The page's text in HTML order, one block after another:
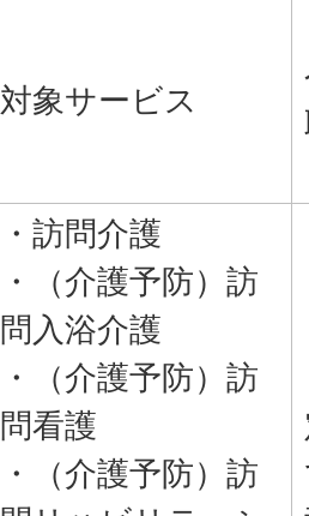
対象サービス
・訪問介護
・（介護予防）訪
問入浴介護
・（介護予防）訪
問看護
・（介護予防）訪